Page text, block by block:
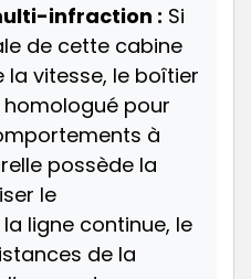
infraction : Si
de cette cabine
vitesse, le boîtier
pour
à
possède la
le
ligne continue, le
de la